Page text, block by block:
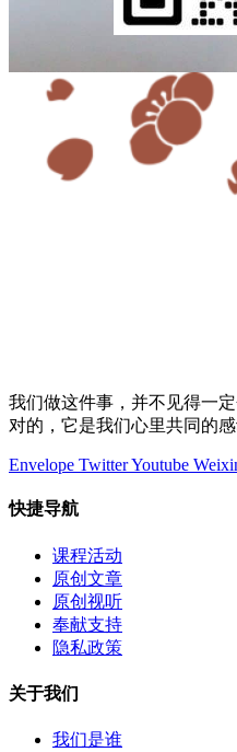
我们做这件事，并不见得一
对的，它是我们心里共同的
Envelope TwitterYoutube
快捷导航
课程活动
原创文章
原创视听
奉献支持
隐私政策
关于我们
我们是谁